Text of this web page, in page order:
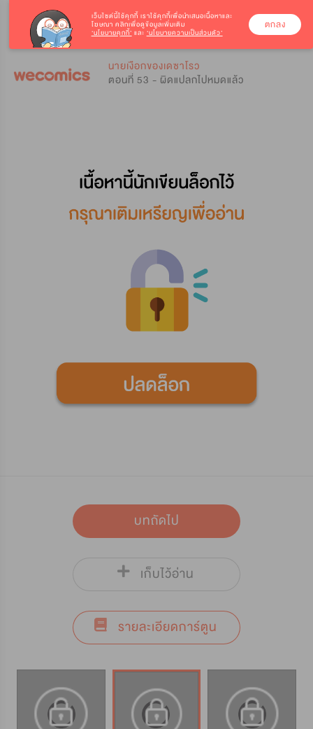
นายเงือกของเดซาโรว
ตอนที่ 53 - ผิดแปลกไปหมดแล้ว
บทถัดไป
เก็บไว้อ่าน
รายละเอียดการ์ตูน
เว็บไซต์นี้ใช้คุกกี้ เราใช้คุกกี้เพื่อนำเสนอเนื้อหาและ
โฆษณา คลิกเพื่อดูข้อมูลเพิ่มเติม
‘นโยบายคุกกี้’ และ ‘นโยบายความเป็นส่วนตัว’
ตกลง